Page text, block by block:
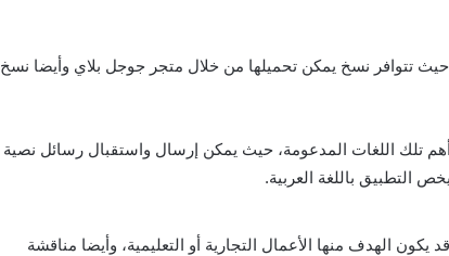
تتوافر نسخ يمكن تحميلها من خلال متجر جوجل بلاي وأيضا نسخ
أهم تلك اللغات المدعومة، حيث يمكن إرسال واستقبال رسائل نصية
التطبيق باللغة العربية.
الهدف منها الأعمال التجارية أو التعليمية، وأيضا مناقشة